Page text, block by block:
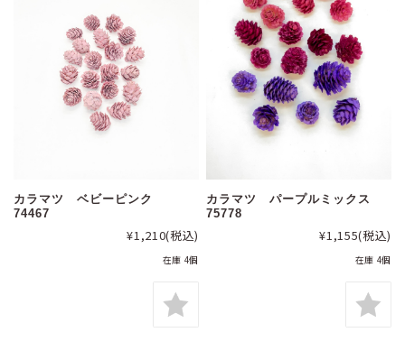
カラマツ ベビーピンク
74467
¥1,210(税込)
在庫 4個
カラマツ パープルミックス
75778
¥1,155(税込)
在庫 4個